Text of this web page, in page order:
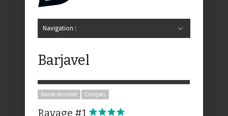
Navigation :
Barjavel
Bande dessinée Critiques
Ravage #1